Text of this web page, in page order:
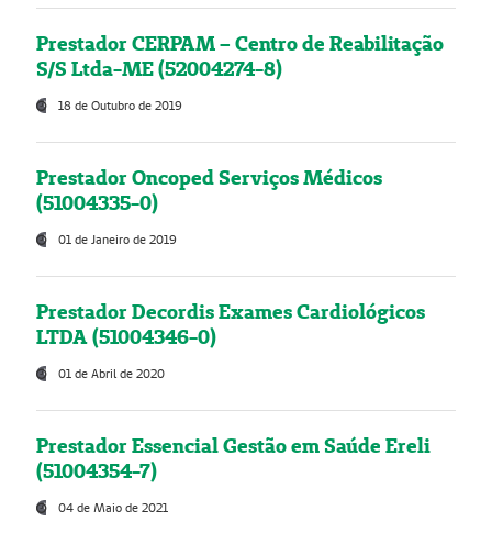
Prestador CERPAM – Centro de Reabilitação
S/S Ltda-ME (52004274-8)
18 de Outubro de 2019
Prestador Oncoped Serviços Médicos
(51004335-0)
01 de Janeiro de 2019
Prestador Decordis Exames Cardiológicos
LTDA (51004346-0)
01 de Abril de 2020
Prestador Essencial Gestão em Saúde Ereli
(51004354-7)
04 de Maio de 2021